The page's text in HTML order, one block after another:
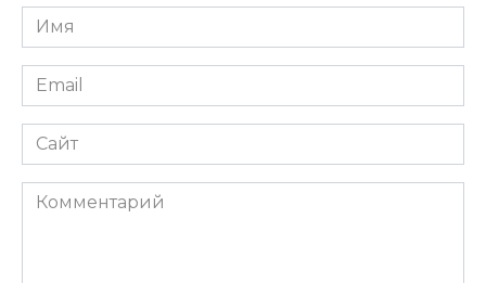
Имя
Email
Сайт
Комментарий